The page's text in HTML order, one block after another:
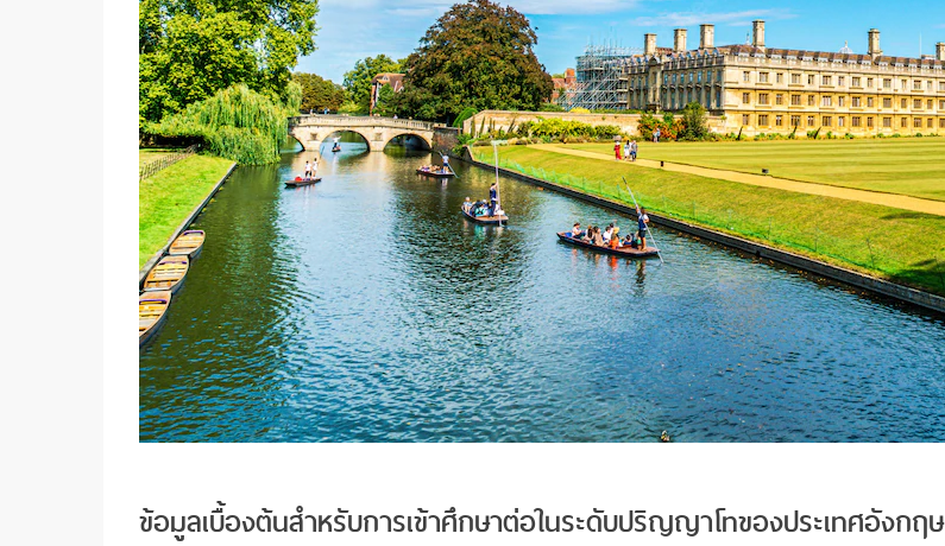
ข้อมูลเบื้องต้นสำหรับการเข้าศึกษาต่อในระดับปริญญาโทของประเทศอังกฤษ